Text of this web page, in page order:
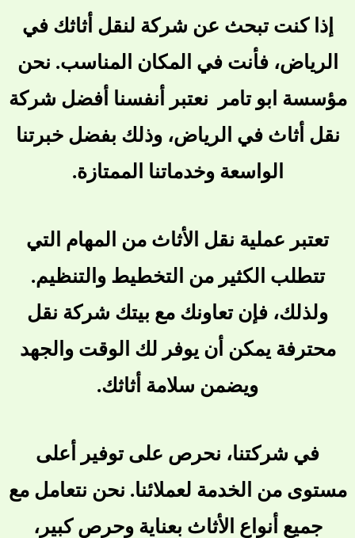
إذا كنت تبحث عن شركة لنقل أثاثك في
الرياض، فأنت في المكان المناسب. نحن
مؤسسة ابو تامر نعتبر أنفسنا أفضل شركة
نقل أثاث في الرياض، وذلك بفضل خبرتنا
الواسعة وخدماتنا الممتازة.
تعتبر عملية نقل الأثاث من المهام التي
تتطلب الكثير من التخطيط والتنظيم.
ولذلك، فإن تعاونك مع بيتك شركة نقل
محترفة يمكن أن يوفر لك الوقت والجهد
ويضمن سلامة أثاثك.
في شركتنا، نحرص على توفير أعلى
مستوى من الخدمة لعملائنا. نحن نتعامل مع
جميع أنواع الأثاث بعناية وحرص كبير،